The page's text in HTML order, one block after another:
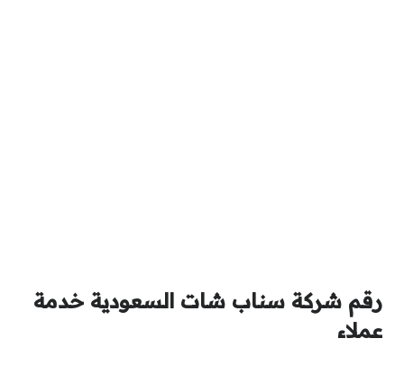
رقم شركة سناب شات السعودية خدمة
عملاء